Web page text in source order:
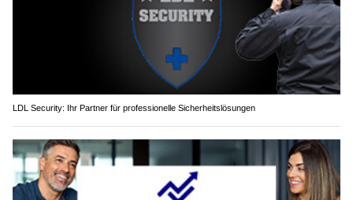
LDL Security: Ihr Partner für professionelle Sicherheitslösungen